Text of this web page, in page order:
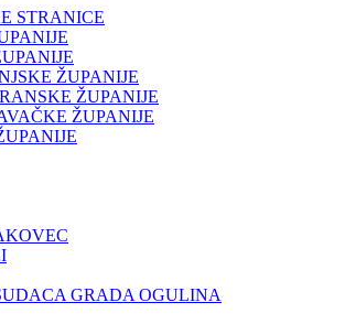
STRANICE
ŽUPANIJE
ŽUPANIJE
ŽUPANIJE
GRADA OGULINA